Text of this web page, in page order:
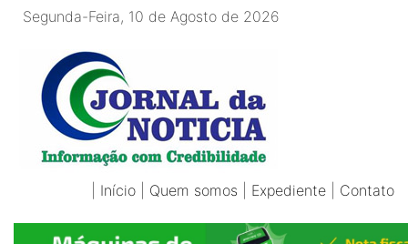
Segunda-Feira, 10 de Agosto de 2026
Início Quem somos Expediente Contato